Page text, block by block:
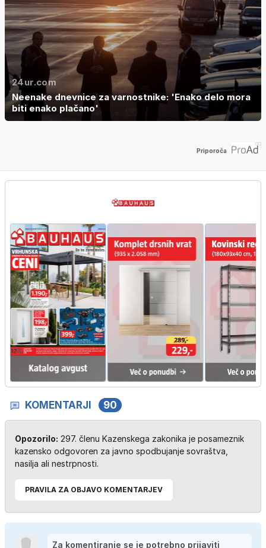
24ur.com
Neenake dnevnice za varnostnike: 'Enako delo mora
biti enako plačano'
Priporoča
KOMENTARJI 90
Opozorilo: 297. členu Kazenskega zakonika je posameznik
kazensko odgovoren za javno spodbujanje sovraštva,
nasilja ali nestrpnosti.
PRAVILA ZA OBJAVO KOMENTARJEV